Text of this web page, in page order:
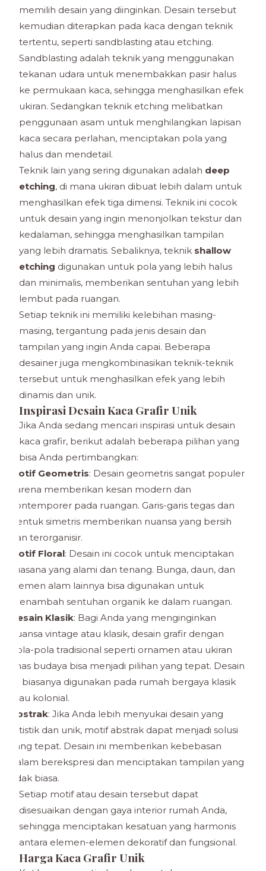
memilih desain yang diinginkan. Desain tersebut
kemudian diterapkan pada kaca dengan teknik
tertentu, seperti sandblasting atau etching.
Sandblasting adalah teknik yang menggunakan
tekanan udara untuk menembakkan pasir halus
ke permukaan kaca, sehingga menghasilkan efek
ukiran. Sedangkan teknik etching melibatkan
penggunaan asam untuk menghilangkan lapisan
kaca secara perlahan, menciptakan pola yang
halus dan mendetail.
Teknik lain yang sering digunakan adalah deep
etching, di mana ukiran dibuat lebih dalam untuk
menghasilkan efek tiga dimensi. Teknik ini cocok
untuk desain yang ingin menonjolkan tekstur dan
kedalaman, sehingga menghasilkan tampilan
yang lebih dramatis. Sebaliknya, teknik shallow
etching digunakan untuk pola yang lebih halus
dan minimalis, memberikan sentuhan yang lebih
lembut pada ruangan.
Setiap teknik ini memiliki kelebihan masing-
masing, tergantung pada jenis desain dan
tampilan yang ingin Anda capai. Beberapa
desainer juga mengkombinasikan teknik-teknik
tersebut untuk menghasilkan efek yang lebih
dinamis dan unik.
Inspirasi Desain Kaca Grafir Unik
Jika Anda sedang mencari inspirasi untuk desain
kaca grafir, berikut adalah beberapa pilihan yang
bisa Anda pertimbangkan:
Motif Geometris: Desain geometris sangat populer
karena memberikan kesan modern dan
kontemporer pada ruangan. Garis-garis tegas dan
bentuk simetris memberikan nuansa yang bersih
dan terorganisir.
Motif Floral: Desain ini cocok untuk menciptakan
suasana yang alami dan tenang. Bunga, daun, dan
elemen alam lainnya bisa digunakan untuk
menambah sentuhan organik ke dalam ruangan.
Desain Klasik: Bagi Anda yang menginginkan
nuansa vintage atau klasik, desain grafir dengan
pola-pola tradisional seperti ornamen atau ukiran
khas budaya bisa menjadi pilihan yang tepat. Desain
ini biasanya digunakan pada rumah bergaya klasik
atau kolonial.
Abstrak: Jika Anda lebih menyukai desain yang
artistik dan unik, motif abstrak dapat menjadi solusi
yang tepat. Desain ini memberikan kebebasan
dalam berekspresi dan menciptakan tampilan yang
tidak biasa.
Setiap motif atau desain tersebut dapat
disesuaikan dengan gaya interior rumah Anda,
sehingga menciptakan kesatuan yang harmonis
antara elemen-elemen dekoratif dan fungsional.
Harga Kaca Grafir Unik